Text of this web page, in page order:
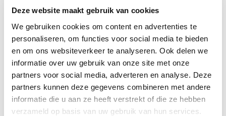
Deze website maakt gebruik van cookies
We gebruiken cookies om content en advertenties te
personaliseren, om functies voor social media te bieden
en om ons websiteverkeer te analyseren. Ook delen we
informatie over uw gebruik van onze site met onze
partners voor social media, adverteren en analyse. Deze
partners kunnen deze gegevens combineren met andere
informatie die u aan ze heeft verstrekt of die ze hebben
verzameld op basis van uw gebruik van hun services.
Is een AED verplicht voor bedrijven?
Wat is het verschil tussen een
volautomatische en halfautomatische AED?
Waar vind je een AED bij jou in de buurt?
Wie mag een AED bedienen?
Iedereen mag een AED bedienen, maar een training
wordt sterk aanbevolen om effectief te handelen in